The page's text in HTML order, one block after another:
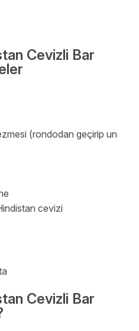
Cevizli Bar
(rondodan geçirip un
cevizi
Cevizli Bar